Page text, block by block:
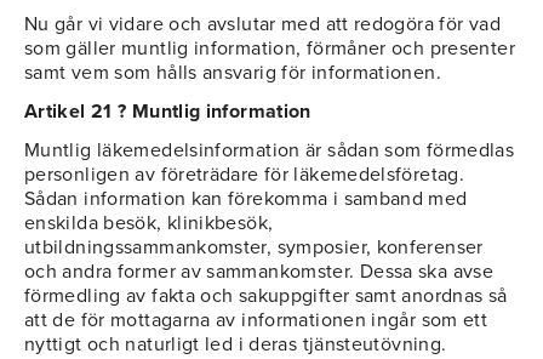
Nu går vi vidare och avslutar med att redogöra för vad
som gäller muntlig information, förmåner och presenter
samt vem som hålls ansvarig för informationen.
Artikel 21 ? Muntlig information
Muntlig läkemedelsinformation är sådan som förmedlas
personligen av företrädare för läkemedelsföretag.
Sådan information kan förekomma i samband med
enskilda besök, klinikbesök,
utbildningssammankomster, symposier, konferenser
och andra former av sammankomster. Dessa ska avse
förmedling av fakta och sakuppgifter samt anordnas så
att de för mottagarna av informationen ingår som ett
nyttigt och naturligt led i deras tjänsteutövning.